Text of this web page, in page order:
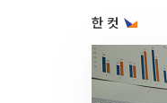
한 컷